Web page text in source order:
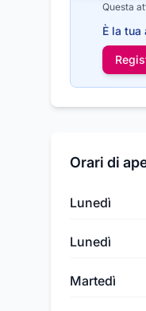
Questa
È la
Orari di
Lunedì
Lunedì
Martedì